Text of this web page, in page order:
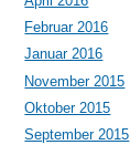
Februar 2016
Januar 2016
November 2015
Oktober 2015
September 2015